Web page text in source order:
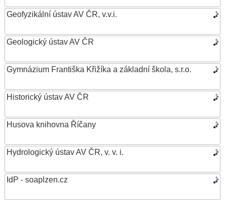
Geofyzikální ústav AV ČR, v.v.i.
Geologický ústav AV ČR
Gymnázium Františka Křižíka a základní škola, s.r.o.
Historický ústav AV ČR
Husova knihovna Říčany
Hydrologický ústav AV ČR, v. v. i.
IdP - soaplzen.cz